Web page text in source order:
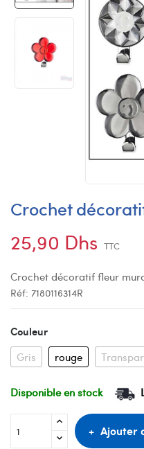
Crochet
25,90 Dhs TTC
Crochet décoratif fleur
Réf: 7180116314R
Couleur
Gris rouge
Disponible en stock
Ajouter